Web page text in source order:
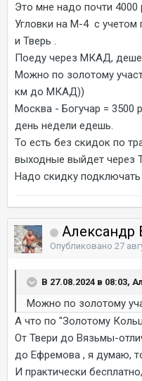
Это мне надо почти 4000
Угловки на М-4 с
и Тверь .
Поеду через МКАД,
Можно по золотому
км до МКАД))
Москва - Богучар = 3500
день недели едешь.
То есть без скидок по
выходные выйдет через
Надо скидку подключать
Александр
Опубликовано 27
В 27.08.2024 в 08:03,
Можно по золотому
А что по "Золотому
От Твери до Вязьмы-
до Ефремова , я думаю,
И практически